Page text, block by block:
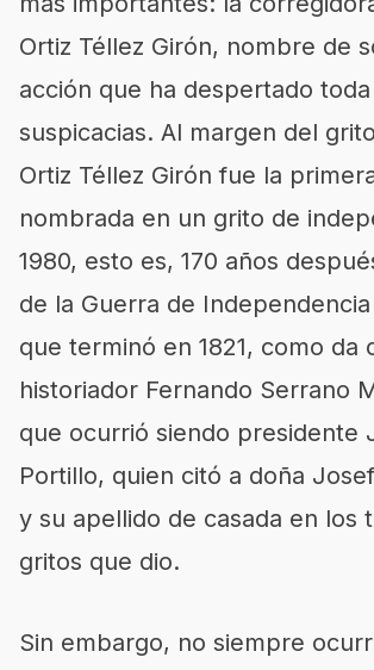
Ortiz Téllez Girón, nombre de
acción que ha despertado
suspicacias. Al margen del
Ortiz Téllez Girón fue la
nombrada en un grito de
1980, esto es, 170 años
de la Guerra de Independencia
que terminó en 1821, como da
historiador Fernando Serrano
que ocurrió siendo presidente
Portillo, quien citó a doña
y su apellido de casada en los
gritos que dio.
Sin embargo, no siempre